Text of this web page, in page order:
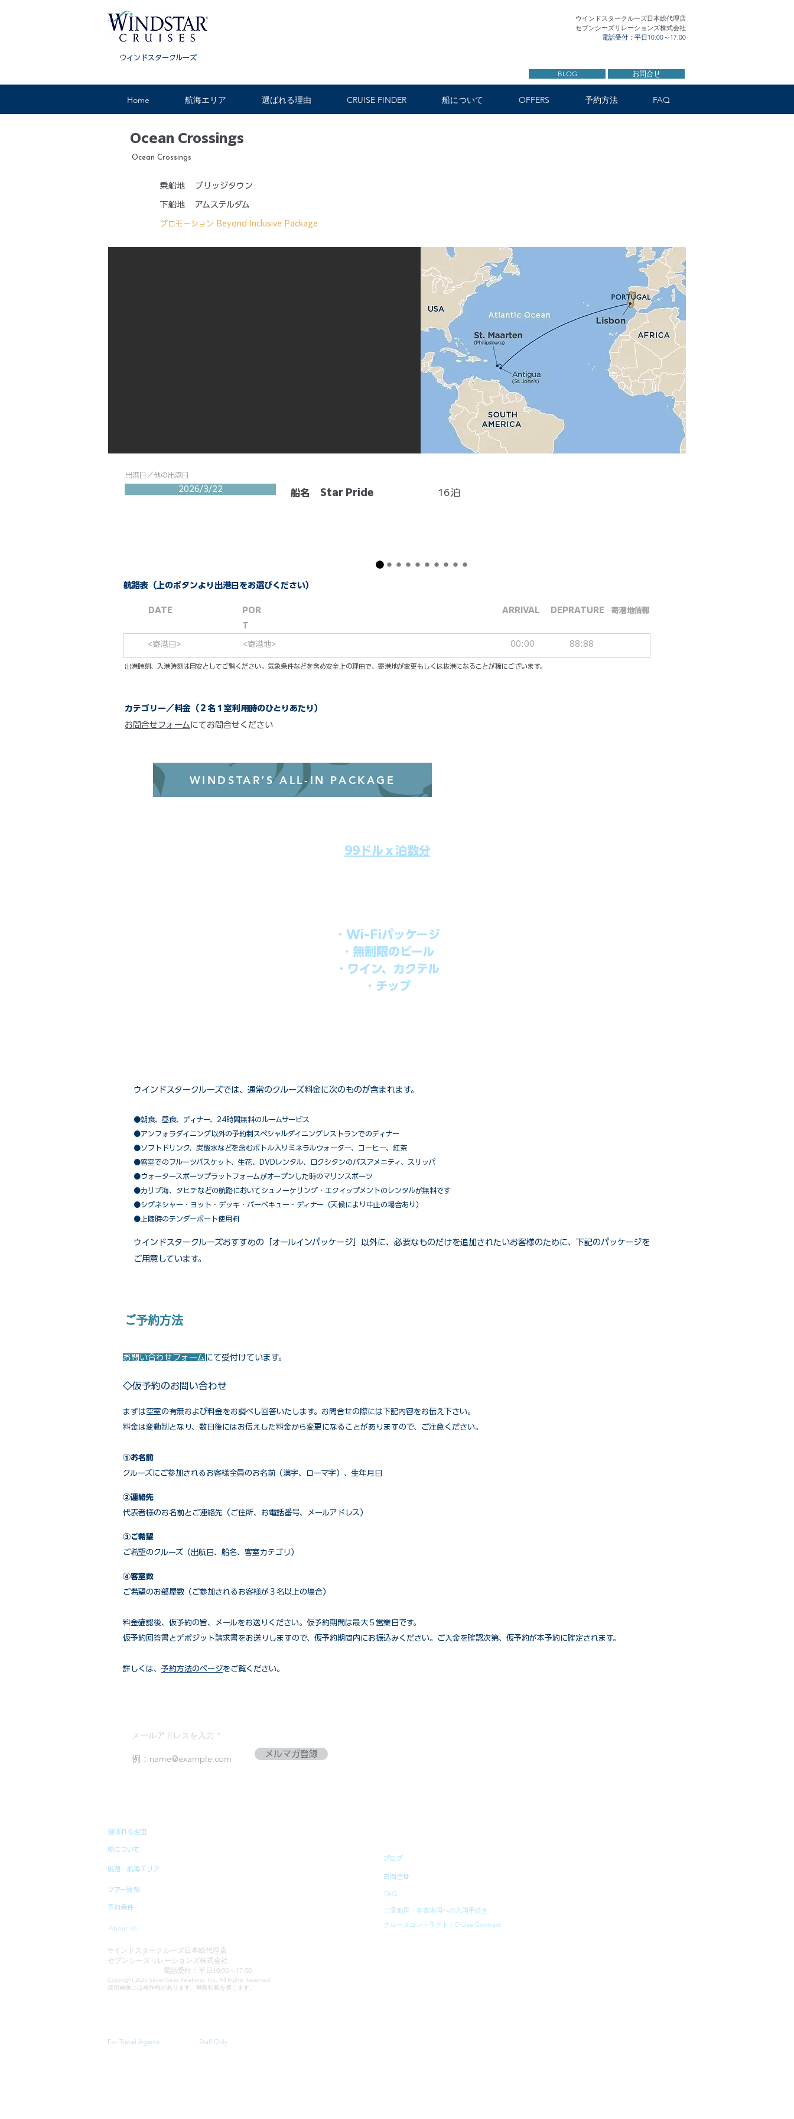
ウインドスタークルーズ
ウインドスタークルーズ日本総代理店
セブンシーズリレーションズ株式会社
電話受付：平日10:00～17:00
BLOG お問合せ
Home 航海エリア 選ばれる理由 CRUISE FINDER 船について OFFERS 予約方法 FAQ
Ocean Crossings
Ocean Crossings
乗船地 ブリッジタウン
下船地 アムステルダム
プロモーション Beyond Inclusive Package
出港日／他の出港日
2026/3/22 船名 Star Pride 16泊
航路表（上のボタンより出港日をお選びください）
DATE
POR
T
ARRIVAL DEPRATURE ​寄港地情報
<寄港日> 00:00 88:88
<寄港地>
​出港時刻、入港時刻は目安としてご覧ください。気象条件などを含め安全上の理由で、寄港地が変更もしくは抜港になることが稀にございます。
カテゴリー／料金（２名１室利用時のひとりあたり）
お問合せフォームにてお問合せください
WINDSTAR’S ALL-IN PACKAGE
99ドルｘ泊数分
・Wi-Fiパッケージ
・無制限のビール
・ワイン、カクテル
・チップ
ウインドスタークルーズでは、通常のクルーズ料金に次のものが含まれます。
●朝食、昼食、ディナー、24時間無料のルームサービス
​●アンフォラダイニング以外の予約制スペシャルダイニングレストランでのディナー
●ソフトドリンク、炭酸水などを含むボトル入りミネラルウォーター、コーヒー、紅茶
●客室でのフルーツバスケット、生花、DVDレンタル、ロクシタンのバスアメニティ、スリッパ
●ウォータースポーツプラットフォームがオープンした時のマリンスポーツ
●カリブ海、タヒチなどの航路においてシュノーケリング・エクイップメントのレンタルが無料です
​●シグネシャー・ヨット・デッキ・バーベキュー・ディナー（天候により中止の場合あり）
●上陸時のテンダーボート使用料
ウインドスタークルーズおすすめの「オールインパッケージ」以外に、必要なものだけを追加されたいお客様のために、下記のパッケージを
ご用意しています。
ご予約方法
お問い合わせフォームにて受付けています。
◇仮予約のお問い合わせ
まずは空室の有無および料金をお調べし回答いたします。お問合せの際には下記内容をお伝え下さい。
料金は変動制となり、数日後にはお伝えした料金から変更になることがありますので、ご注意ください。
①お名前
クルーズにご参加されるお客様全員のお名前（漢字、ローマ字）、生年月日
②連絡先
代表者様のお名前とご連絡先（ご住所、お電話番号、メールアドレス）
③ご希望
ご希望のクルーズ（出航日、船名、客室カテゴリ）
④客室数
ご希望のお部屋数（ご参加されるお客様が３名以上の場合）
​料金確認後、仮予約の旨、メールをお送りください。仮予約期間は最大５営業日です。
仮予約回答書とデポジット請求書をお送りしますので、仮予約期間内にお振込みください。ご入金を確認次第、仮予約が本予約に確定されます。
詳しくは、 予約方法のページをご覧ください。
メールアドレスを入力
メルマガ登録
選ばれる理由
船について
航路・航海エリア
ツアー情報
予約条件
About Us
ブログ
お問合せ
FAQ
クルーズコントラクト / Cruise Contract
ご乗船国・各寄港国への入国手続き
ウ インドスタークルーズ日本総代理店
セブンシーズリレーションズ株式会社
電話受付：平日10:00～17:00
Copyright 2025 SevenSeas Relations, Inc. All Rights Reserved.
使用画像には著作権があります。無断転載を禁じます。
For Travel Agents Staff Only